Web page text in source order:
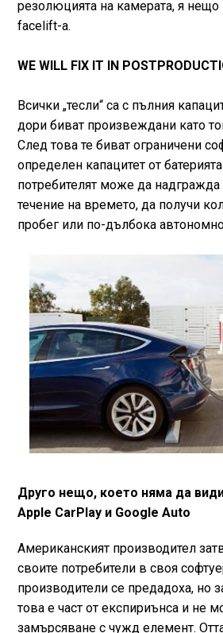
резолюцията на камерата, я
facelift-a.
WE WILL FIX IT IN
Всички „тесли“ са с пълния
дори биват произвеждани като
След това те биват ограничени
определен капацитет от
потребителят може да
течение на времето, да получи
пробег или по-дълбока
Друго нещо, което няма да
Apple CarPlay и Google Auto
Американският производител
своите потребители в своя
производители се предадоха, но
това е част от експириънса и не
замърсяване с чужд елемент.